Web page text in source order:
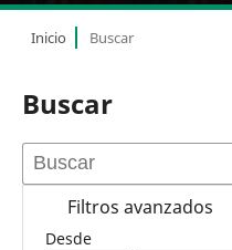
Inicio Buscar
Buscar
Filtros avanzados
Desde